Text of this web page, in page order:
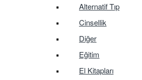
Alternatif Tıp
Cinsellik
Diğer
Eğitim
El Kitapları